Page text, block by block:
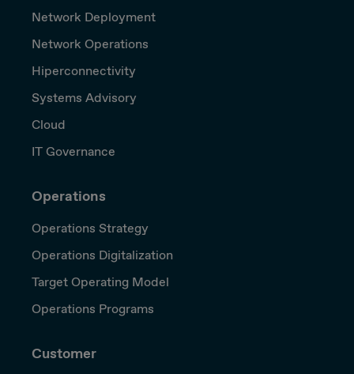
Network Deployment
Network Operations
Hiperconnectivity
Systems Advisory
Cloud
IT Governance
Operations
Operations Strategy
Operations Digitalization
Target Operating Model
Operations Programs
Customer